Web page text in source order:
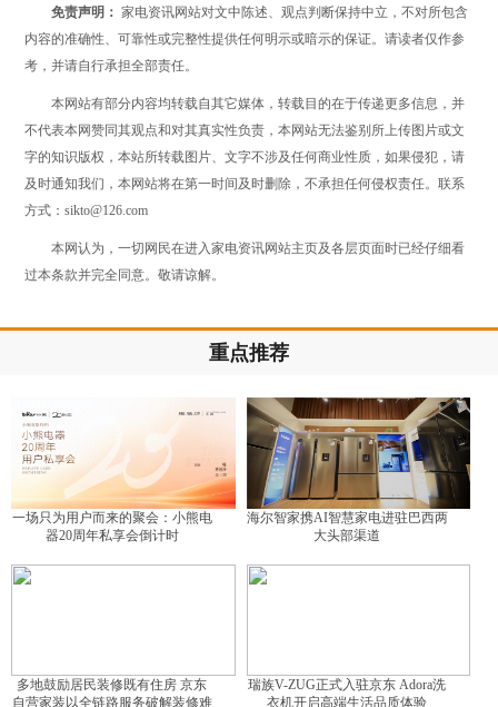
免责声明： 家电资讯网站对文中陈述、观点判断保持中立，不对所包含
内容的准确性、可靠性或完整性提供任何明示或暗示的保证。请读者仅作参
考，并请自行承担全部责任。
本网站有部分内容均转载自其它媒体，转载目的在于传递更多信息，并
不代表本网赞同其观点和对其真实性负责，本网站无法鉴别所上传图片或文
字的知识版权，本站所转载图片、文字不涉及任何商业性质，如果侵犯，请
及时通知我们，本网站将在第一时间及时删除，不承担任何侵权责任。联系
方式：sikto@126.com
本网认为，一切网民在进入家电资讯网站主页及各层页面时已经仔细看
过本条款并完全同意。敬请谅解。
重点推荐
一场只为用户而来的聚会：小熊电
器20周年私享会倒计时
海尔智家携AI智慧家电进驻巴西两
大头部渠道
多地鼓励居民装修既有住房 京东
自营家装以全链路服务破解装修难
瑞族V-ZUG正式入驻京东 Adora洗
衣机开启高端生活品质体验